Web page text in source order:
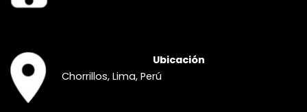
Ubicación
Chorrillos, Lima, Perú